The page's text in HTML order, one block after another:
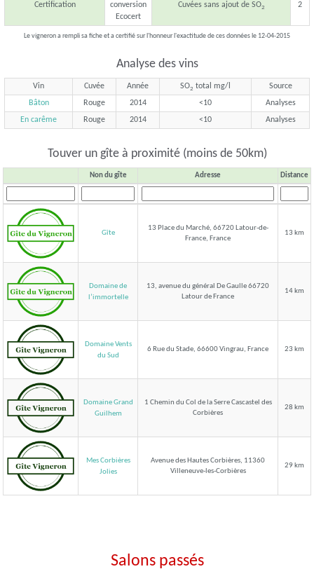
Certification
conversion
Ecocert
Cuvées sans ajout de SO2 2
Le vigneron a rempli sa fiche et a certifié sur l'honneur l'exactitude de ces données le 12-04-2015
Analyse des vins
Vin Cuvée Année SO2 total mg/l
Source
Bâton
Rouge 2014 <10
Analyses
En carême
Rouge 2014 <10 Analyses
Touver un gîte à proximité (moins de 50km)
Non du gîte Adresse Distance
Gîte
13 Place du Marché, 66720 Latour-de-
France, France
13 km
Domaine de
l’immortelle
13, avenue du général De Gaulle 66720
Latour de France
14 km
Domaine Vents
du Sud
6 Rue du Stade, 66600 Vingrau, France 23 km
Domaine Grand
Guilhem
1 Chemin du Col de la Serre Cascastel des
Corbières
28 km
Mes Corbières
Jolies
Avenue des Hautes Corbières, 11360
Villeneuve-les-Corbières
29 km
Salons passés